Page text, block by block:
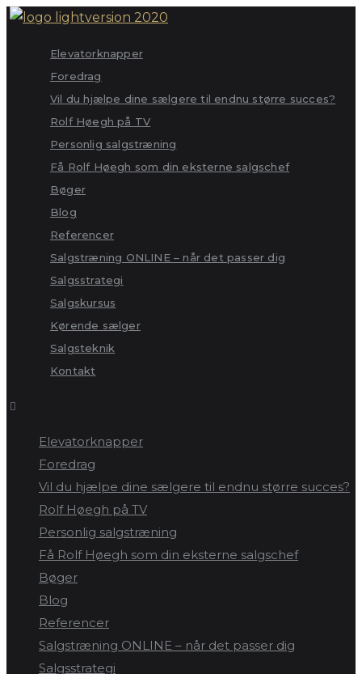
Skip
content
Elevatorknapper
Foredrag
Vil du hjælpe dine sælgere til endnu større succes?
Rolf Høegh på TV
Personlig salgstræning
Få Rolf Høegh som din eksterne salgschef
Bøger
Blog
Referencer
Salgstræning ONLINE – når det passer dig
Salgsstrategi
Salgskursus
Kørende sælger
Salgsteknik
Kontakt
Elevatorknapper
Foredrag
Vil du hjælpe dine sælgere til endnu større succes?
Rolf Høegh på TV
Personlig salgstræning
Få Rolf Høegh som din eksterne salgschef
Bøger
Blog
Referencer
Salgstræning ONLINE – når det passer dig
Salgsstrategi